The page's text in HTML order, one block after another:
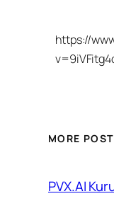
https://
MORE
PVX.AI